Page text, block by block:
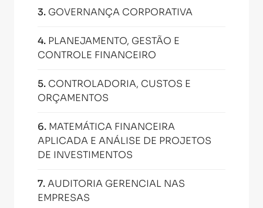
3. GOVERNANÇA CORPORATIVA
4. PLANEJAMENTO, GESTÃO E
CONTROLE FINANCEIRO
5. CONTROLADORIA, CUSTOS E
ORÇAMENTOS
6. MATEMÁTICA FINANCEIRA
APLICADA E ANÁLISE DE PROJETOS
DE INVESTIMENTOS
7.AUDITORIA GERENCIAL NAS
EMPRESAS